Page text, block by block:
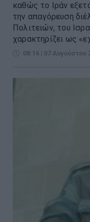
καθώς το Ιράν
την απαγόρευση
Πολιτειών, του
χαρακτηρίζει ως
08:16 | 07 Αυγούστου